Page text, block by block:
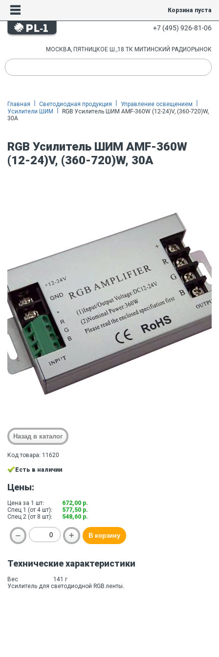
Корзина пуста
+7 (495) 926-81-06
МОСКВА, ПЯТНИЦКОЕ Ш.,18 ТК МИТИНСКИЙ РАДИОРЫНОК
Главная Светодиодная продукция
Управление освещением
Усилители ШИМ
RGB Усилитель ШИМ AMF-360W (12-24)V, (360-720)W,
30A
RGB Усилитель ШИМ AMF-360W
(12-24)V, (360-720)W, 30A
Код товара: 11620
Есть в наличии
Цены:
Цена за 1 шт:
672,00 р.
Спец 1 (от 4 шт):
577,50 р.
Спец 2 (от 8 шт):
548,60 р.
Технические характеристики
Вес
141 г
Усилитель для светодиодной RGB ленты.